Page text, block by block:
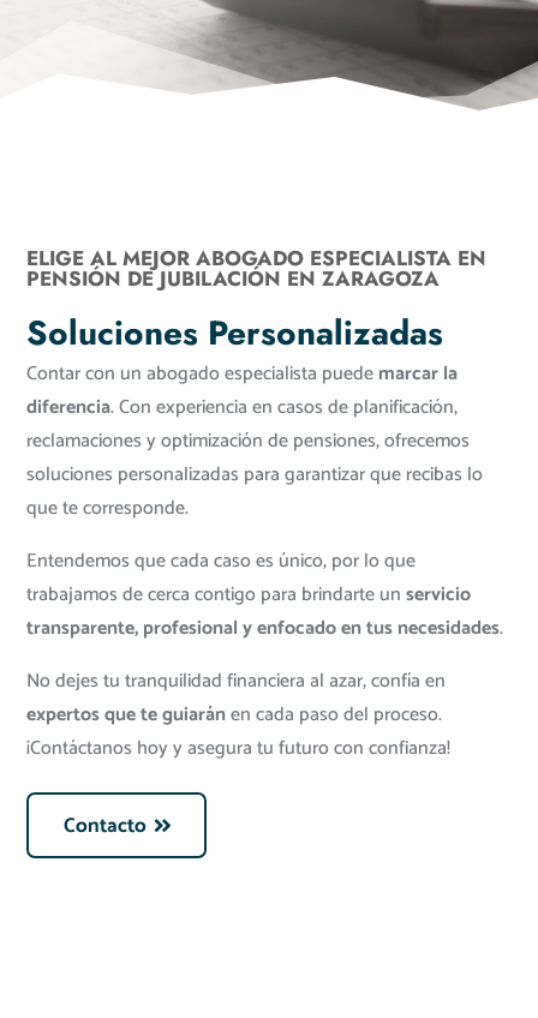
ELIGE AL MEJOR ABOGADO ESPECIALISTA EN
PENSIÓN DE JUBILACIÓN EN ZARAGOZA
Soluciones Personalizadas
Contar con un abogado especialista puedemarcar la
diferencia. Con experiencia en casos de planificación,
reclamaciones y optimización de pensiones, ofrecemos
soluciones personalizadas para garantizar que recibas lo
que te corresponde.
Entendemos que cada caso es único, por lo que
trabajamos de cerca contigo para brindarte unservicio
transparente, profesional y enfocado en tus necesidades.
No dejes tu tranquilidad financiera al azar, confía en
expertos que te guiaránen cada paso del proceso.
¡Contáctanos hoy y asegura tu futuro con confianza!
Contacto